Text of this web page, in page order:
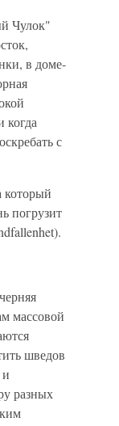
Чулок"
в доме-
когда
с
который
погрузит
массовой
шведов
разных